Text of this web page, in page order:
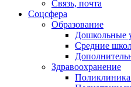
Связь, почта
Соцсфера
Образование
Дошкольные
Средние
Здравоохранение